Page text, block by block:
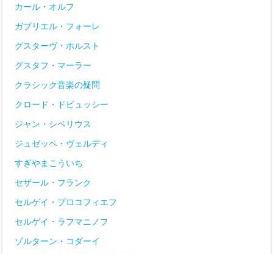
カール・オルフ
ガブリエル・フォーレ
グスターヴ・ホルスト
グスタフ・マーラー
クラシック音楽の疑問
クロード・ドビュッシー
ジャン・シベリウス
ジュゼッペ・ヴェルディ
すぎやまこういち
セザール・フランク
セルゲイ・プロコフィエフ
セルゲイ・ラフマニノフ
ゾルターン・コダーイ